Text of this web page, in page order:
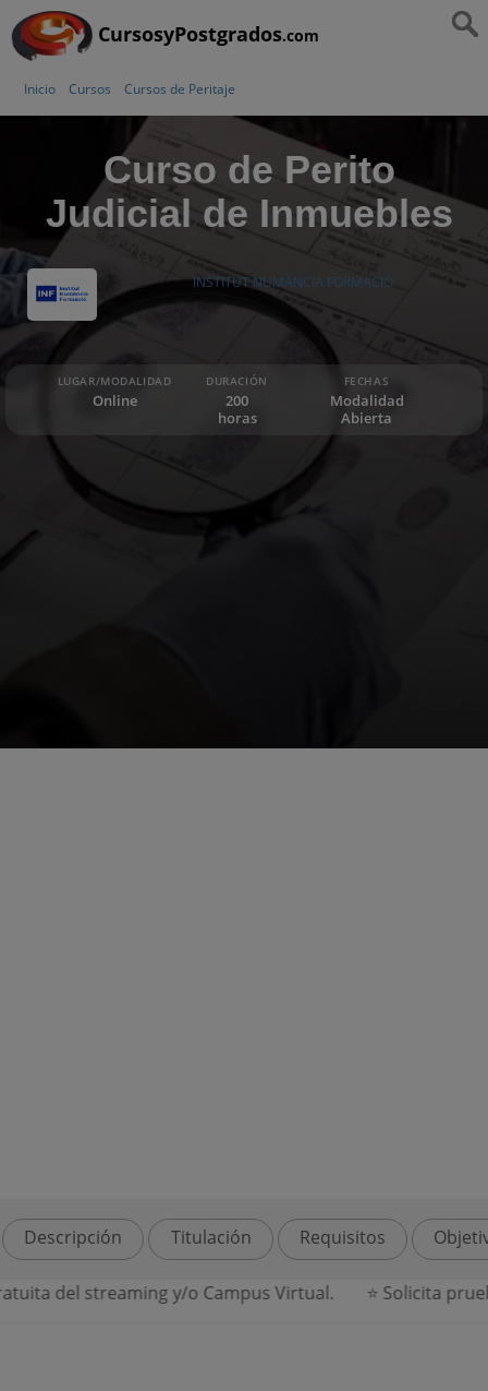
CursosyPostgrados.com
Inicio Cursos Cursos de Peritaje
Curso de Perito
Judicial de Inmuebles
INSTITUT NUMÀNCIA FORMACIÓ
LUGAR/MODALIDAD
Online
DURACIÓN
200
horas
FECHAS
Modalidad
Abierta
Descripción Titulación Requisitos
del streaming y/o Campus Virtual. ⭐ Solicita prueba